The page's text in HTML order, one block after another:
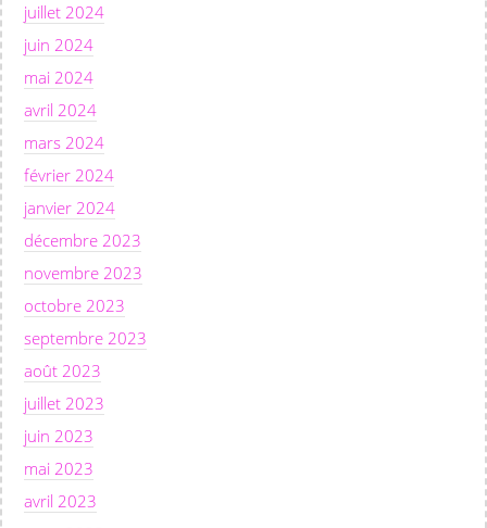
juillet 2024
juin 2024
mai 2024
avril 2024
mars 2024
février 2024
janvier 2024
décembre 2023
novembre 2023
octobre 2023
septembre 2023
août 2023
juillet 2023
juin 2023
mai 2023
avril 2023